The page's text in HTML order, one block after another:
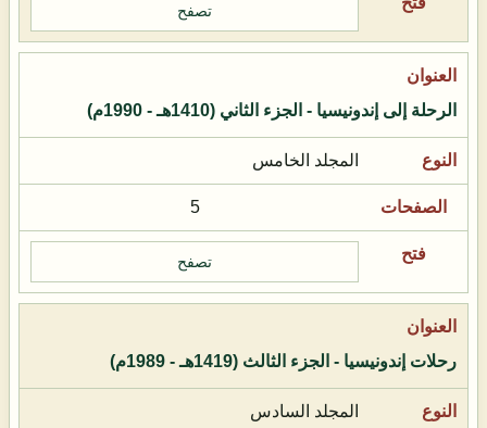
تصفح
الرحلة إلى إندونيسيا - الجزء الثاني (1410هـ - 1990م)
المجلد الخامس
5
تصفح
رحلات إندونيسيا - الجزء الثالث (1419هـ - 1989م)
المجلد السادس